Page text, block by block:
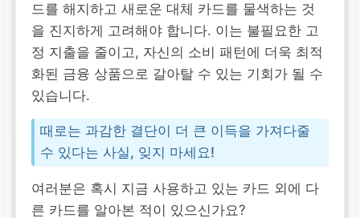
드를 해지하고 새로운 대체 카드를 물색하는 것
을 진지하게 고려해야 합니다. 이는 불필요한 고
정 지출을 줄이고, 자신의 소비 패턴에 더욱 최적
화된 금융 상품으로 갈아탈 수 있는 기회가 될 수
있습니다.
때로는 과감한 결단이 더 큰 이득을 가져다줄
수 있다는 사실, 잊지 마세요!
여러분은 혹시 지금 사용하고 있는 카드 외에 다
른 카드를 알아본 적이 있으신가요?